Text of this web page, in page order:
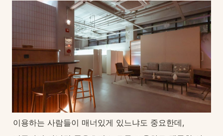
이용하는 사람들이 매너있게 있느냐도 중요한데,